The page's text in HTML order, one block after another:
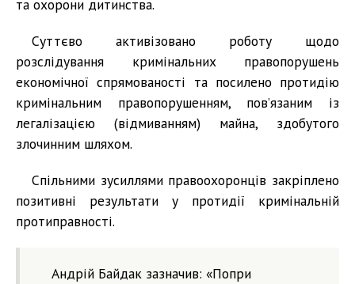
та охорони дитинства.
Суттєво активізовано роботу щодо
розслідування кримінальних правопорушень
економічної спрямованості та посилено протидію
кримінальним правопорушенням, пов’язаним із
легалізацією (відмиванням) майна, здобутого
злочинним шляхом.
Спільними зусиллями правоохоронців закріплено
позитивні результати у протидії кримінальній
протиправності.
Андрій Байдак зазначив: «Попри